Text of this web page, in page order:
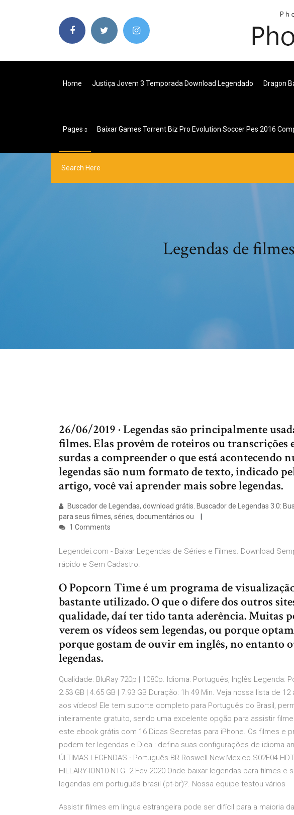
Home Justiça Jovem 3 Temporada Download Legendado Dragon
Pages Baixar Games Torrent Biz Pro Evolution Soccer Pes 2016
Legendas de
26/06/2019 · Legendas são principalmente
filmes. Elas provêm de roteiros ou transcrições
surdas a compreender o que está acontecendo
legendas são num formato de texto, indicado
artigo, você vai aprender mais sobre legendas.
Buscador de Legendas, download grátis. Buscador de Legendas 3.0:
para seus filmes, séries, documentários ou
1 Comments
Legendei.com - Baixar Legendas de Séries e Filmes. Download
rápido e Sem Cadastro.
O Popcorn Time é um programa de
bastante utilizado. O que o difere dos outros
qualidade, daí ter tido tanta aderência. Muitas
verem os vídeos sem legendas, ou porque
porque gostam de ouvir em inglês, no entanto
legendas.
Qualidade: BluRay 720p | 1080p. Idioma: Português, Inglês Legenda:
2.53 GB | 4.65 GB | 7.93 GB Duração: 1h 49 Min. Veja nossa lista de
aos vídeos! Ele tem suporte completo para Português do Brasil,
inteiramente gratuito, sendo uma excelente opção para assistir
este ebook grátis com 16 Dicas Secretas para iPhone. Os filmes e
podem ter legendas e Dica : defina suas configurações de idioma
ÚLTIMAS LEGENDAS · Português-BR
HILLARY-ION10-NTG 2 Fev 2020 Onde baixar legendas para filmes
legendas em português brasil (pt-br)?. Nossa equipe testou vários
Assistir filmes em língua estrangeira pode ser difícil para a maioria